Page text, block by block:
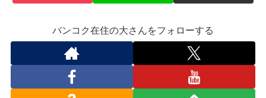
バンコク在住の大さんをフォローする